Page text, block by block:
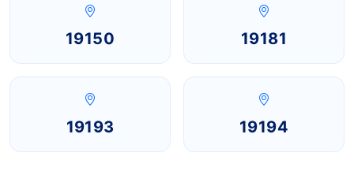
19150 19181
19193 19194